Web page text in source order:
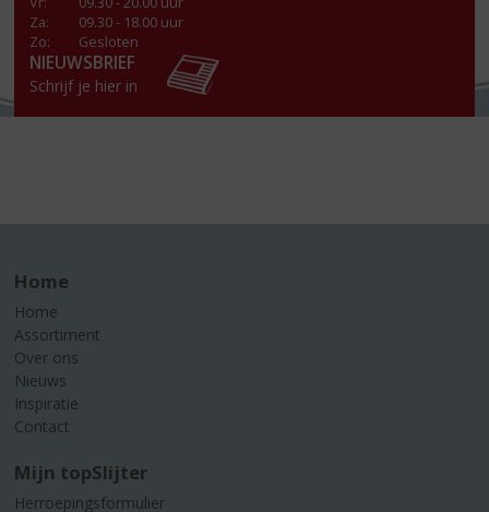
Za:
09.30 - 18.00 uur
Zo:
Gesloten
NIEUWSBRIEF
Schrijf je hier in
Home
Home
Assortiment
Over ons
Nieuws
Inspiratie
Contact
Mijn topSlijter
Herroepingsformulier